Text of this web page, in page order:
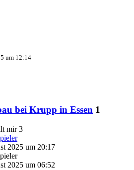
um 12:14
bei Krupp in Essen 1
3
2025 um 20:17
2025 um 06:52